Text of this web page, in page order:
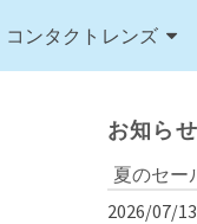
コンタクトレンズ
お知らせ
夏のセー
2026/07/13